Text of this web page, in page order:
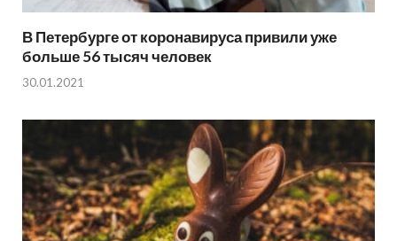
В Петербурге от коронавируса привили уже
больше 56 тысяч человек
30.01.2021